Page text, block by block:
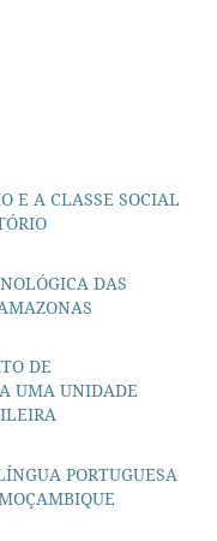
E A CLASSE SOCIAL
DAS
DE
UMA UNIDADE
PORTUGUESA